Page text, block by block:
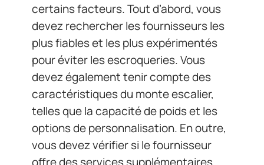
certains facteurs. Tout d’abord, vous
devez rechercher les fournisseurs les
plus fiables et les plus expérimentés
pour éviter les escroqueries. Vous
devez également tenir compte des
caractéristiques du monte escalier,
telles que la capacité de poids et les
options de personnalisation. En outre,
vous devez vérifier si le fournisseur